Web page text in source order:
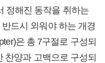
정해진 동작을 취하는
드시 외워야 하는 개경
은 총 7구절로 구성되
찬양과 고백으로 구성되